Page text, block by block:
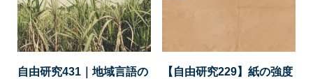
自由研究431｜地域言語の
【自由研究229】紙の強度